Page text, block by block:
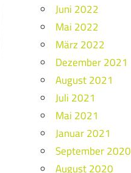
Juni 2022
Mai 2022
März 2022
Dezember 2021
August 2021
Juli 2021
Mai 2021
Januar 2021
September 2020
August 2020